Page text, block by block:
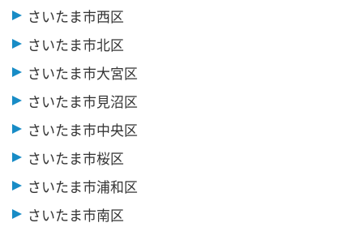
さいたま市西区
さいたま市北区
さいたま市大宮区
さいたま市見沼区
さいたま市中央区
さいたま市桜区
さいたま市浦和区
さいたま市南区